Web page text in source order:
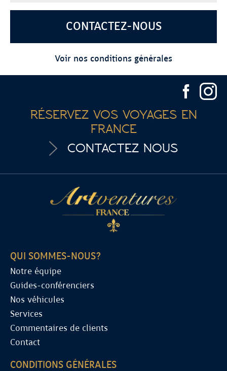
CONTACTEZ-NOUS
Voir nos conditions générales
RÉSERVEZ VOS VOYAGES EN
FRANCE
CONTACTEZ NOUS
QUI SOMMES-NOUS?
Notre équipe
Guides-conférenciers
Nos véhicules
Services
Commentaires de clients
Contact
CONDITIONS GÉNÉRALES